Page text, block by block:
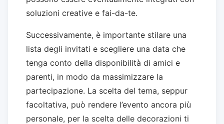
soluzioni creative e fai-da-te.
Successivamente, è importante stilare una
lista degli invitati e scegliere una data che
tenga conto della disponibilità di amici e
parenti, in modo da massimizzare la
partecipazione. La scelta del tema, seppur
facoltativa, può rendere l’evento ancora più
personale, per la scelta delle decorazioni ti